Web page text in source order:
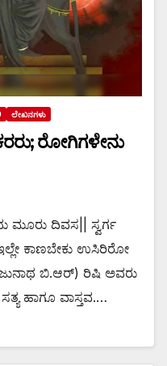
ಲೇಖನಗಳು
ರೋಗಿಗಳೇನು
ಮೂರು ದಿವಸ|| ಸ್ವರ್ಗ
ಕಾಣಬೇಕು ಉಸಿರಿರೋ
ಬಿ.ಆರ್) ರಿಷಿ ಅವರು
ಹಾಗೂ ವಾಸ್ತವ.…